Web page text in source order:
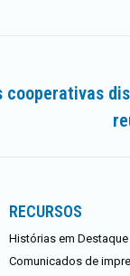
cooperativas
RECURSOS
Histórias em Destaque
Comunicados de